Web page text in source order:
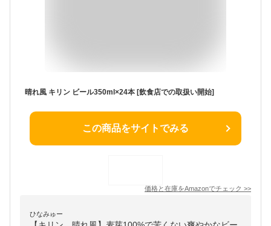
晴れ風 キリン ビール350ml×24本 [飲食店での取扱い開始]
この商品をサイトでみる
価格と在庫をAmazonでチェック >>
ひなみゅー